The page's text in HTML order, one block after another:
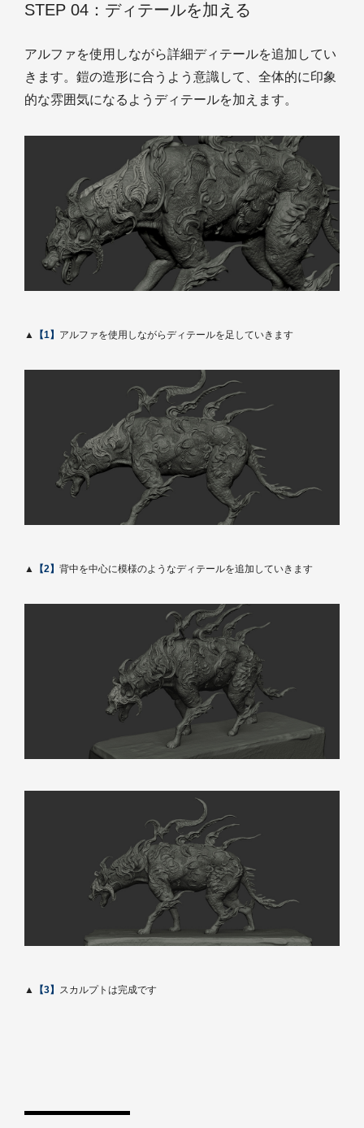
STEP 04：ディテールを加える
アルファを使用しながら詳細ディテールを追加してい
きます。鎧の造形に合うよう意識して、全体的に印象
的な雰囲気になるようディテールを加えます。
▲ 【1】 アルファを使用しながらディテールを足していきます
▲ 【2】 背中を中心に模様のようなディテールを追加していきます
▲ 【3】 スカルプトは完成です